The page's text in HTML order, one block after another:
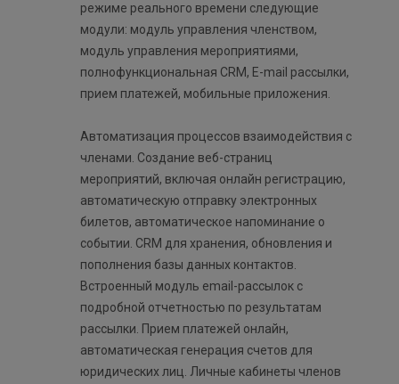
режиме реального времени следующие
модули: модуль управления членством,
модуль управления мероприятиями,
полнофункциональная CRM, E-mail рассылки,
прием платежей, мобильные приложения.
Автоматизация процессов взаимодействия с
членами. Создание веб-страниц
мероприятий, включая онлайн регистрацию,
автоматическую отправку электронных
билетов, автоматическое напоминание о
событии. СRM для хранения, обновления и
пополнения базы данных контактов.
Встроенный модуль email-рассылок с
подробной отчетностью по результатам
рассылки. Прием платежей онлайн,
автоматическая генерация счетов для
юридических лиц. Личные кабинеты членов